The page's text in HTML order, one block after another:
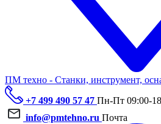
ПМ техно - Станки, инструмент,
+7 499 490 57 47 Пн-Пт 09:00-
info@pmtehno.ru Почта